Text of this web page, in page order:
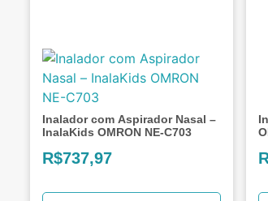
Inalador com Aspirador Nasal –
InalaKids OMRON NE-C703
R$737,97